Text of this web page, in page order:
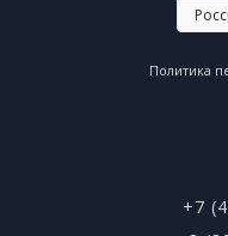
Политика
+7